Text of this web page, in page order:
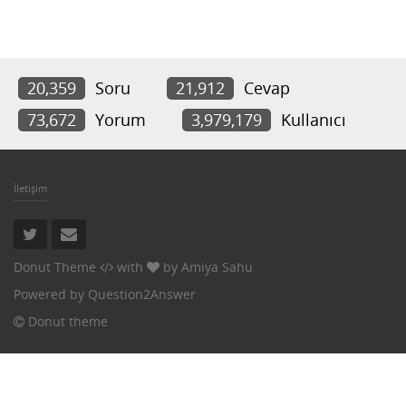
20,359 Soru 21,912
Cevap
73,672
Yorum 3,979,179 Kullanıcı
İletişim
Donut Theme with by Amiya Sahu
Powered by Question2Answer
Donut theme